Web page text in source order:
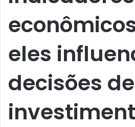
eles
decisões de